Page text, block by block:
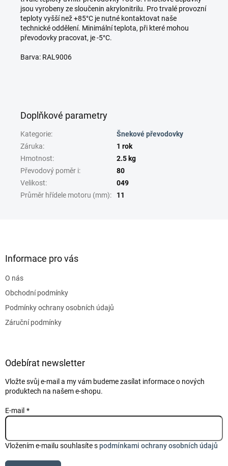
jsou vyrobeny ze sloučenin akrylonitrilu. Pro trvalé provozní
teploty vyšší než +85°C je nutné kontaktovat naše
technické oddělení. Minimální teplota, při které mohou
převodovky pracovat, je -5°C.
Barva: RAL9006
Doplňkové parametry
Kategorie:
Šnekové převodovky
Záruka:
1 rok
Hmotnost:
2.5 kg
Převodový poměr i:
80
Velikost:
049
Průměr hřídele motoru (mm): 11
Informace pro vás
O nás
Obchodní podmínky
Podmínky ochrany osobních údajů
Záruční podmínky
Odebírat newsletter
Vložte svůj e-mail a my vám budeme zasílat informace o nových
produktech na našem e-shopu.
E-mail
Vložením e-mailu souhlasíte spodmínkami ochrany osobních údajů